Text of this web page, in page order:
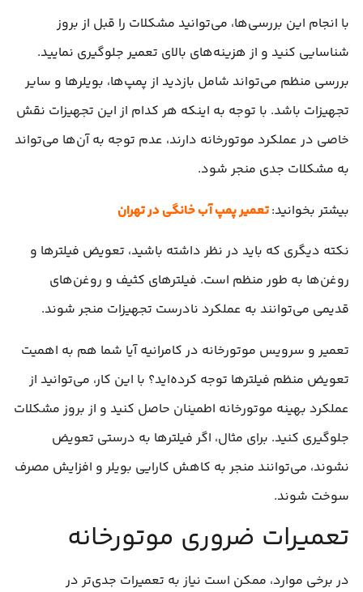
با انجام این بررسی‌ها، می‌توانید مشکلات را قبل از بروز
شناسایی کنید و از هزینه‌های بالای تعمیر جلوگیری نمایید.
بررسی منظم می‌تواند شامل بازدید از پمپ‌ها، بویلرها و سایر
تجهیزات باشد. با توجه به اینکه هر کدام از این تجهیزات نقش
خاصی در عملکرد موتورخانه دارند، عدم توجه به آن‌ها می‌تواند
به مشکلات جدی منجر شود.
بیشتر بخوانید:تعمیر پمپ آب خانگی در تهران
نکته دیگری که باید در نظر داشته باشید، تعویض فیلترها و
روغن‌ها به طور منظم است. فیلترهای کثیف و روغن‌های
قدیمی می‌توانند به عملکرد نادرست تجهیزات منجر شوند.
تعمیر و سرویس موتورخانه در کامرانیه آیا شما هم به اهمیت
تعویض منظم فیلترها توجه کرده‌اید؟ با این کار، می‌توانید از
عملکرد بهینه موتورخانه اطمینان حاصل کنید و از بروز مشکلات
جلوگیری کنید. برای مثال، اگر فیلترها به درستی تعویض
نشوند، می‌توانند منجر به کاهش کارایی بویلر و افزایش مصرف
سوخت شوند.
تعمیرات ضروری موتورخانه
در برخی موارد، ممکن است نیاز به تعمیرات جدی‌تر در